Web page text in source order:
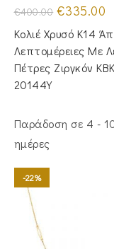
€400.00 Original
price
was:
€400.00.
€335.00
Κολιέ Χρυσό Κ14
Λεπτομέρειες Με
Πέτρες Ζιργκόν
20144Y
Παράδοση σε 4 -
ημέρες
-22%